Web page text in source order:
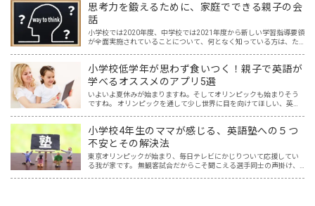
思考力を鍛えるために、家庭でできる親子の会
話
小学校では2020年度、中学校では2021年度から新しい学習指導要領
が全面実施されていることについて、何となく知っている方は、た
小学校低学年が思わず食いつく！親子で英語が
学べるオススメのアプリ5選
いよいよ夏休みが始まりますね。そしてオリンピックも始まりそう
ですね。 オリンピックを通して少し世界に目を向けてほしい、英語
小学校4年生のママが感じる、英語塾への５つ
不安とその解決法
東京オリンピックが始まり、毎日テレビにかじりついて応援してい
る我が家です。 無観客試合だからこそ聞こえる選手同士の声掛け、